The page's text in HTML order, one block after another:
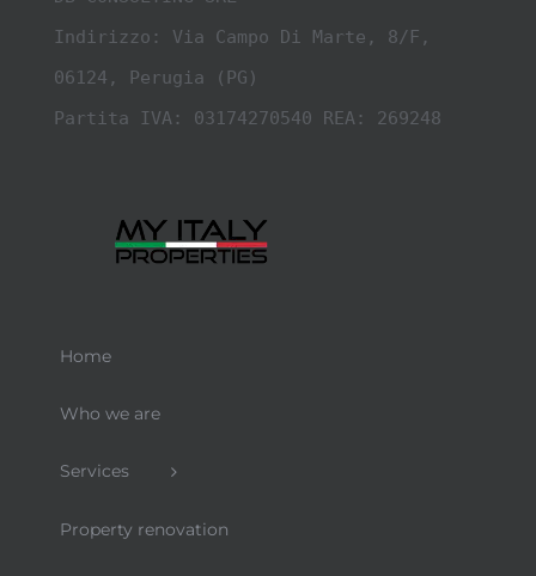
Indirizzo: Via Campo Di Marte, 8/F,
06124, Perugia (PG)
Partita IVA: 03174270540 REA: 269248
Home
Who we are
Services
Property renovation